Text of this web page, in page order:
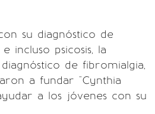
su diagnóstico de
incluso psicosis, la
de fibromialgia,
a fundar "Cynthia
a los jóvenes con su